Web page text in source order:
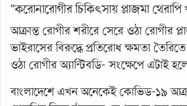
"করোনারোগীর চিকিৎসায় প্লাজমা
আক্রান্ত রোগীর শরীরে সেরে ওঠা রোগীর
ভাইরাসের বিরুদ্ধে প্রতিরোধ ক্ষমতা
ওঠা রোগীর অ্যান্টিবডি- সংক্ষেপে এটাই
বাংলাদেশে এখন অনেকেই কোভিড-১৯